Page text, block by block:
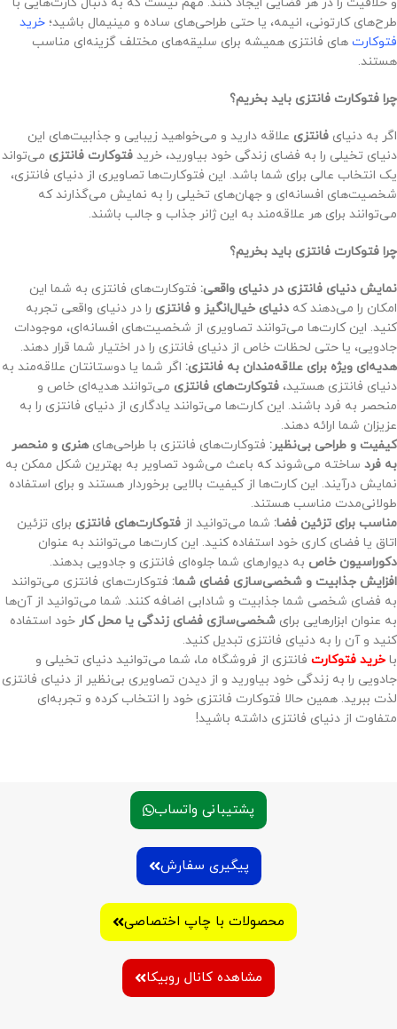
طرح‌های کارتونی، انیمه، یا حتی طراحی‌های ساده و مینیمال باشید؛ خرید
فتوکارت‌ های فانتزی همیشه برای سلیقه‌های مختلف گزینه‌ای مناسب
هستند.
چرا فتوکارت فانتزی باید بخریم؟
اگر به دنیای فانتزی علاقه دارید و می‌خواهید زیبایی و جذابیت‌های این
دنیای تخیلی را به فضای زندگی خود بیاورید، خرید فتوکارت فانتزی می‌تواند
یک انتخاب عالی برای شما باشد. این فتوکارت‌ها تصاویری از دنیای فانتزی،
شخصیت‌های افسانه‌ای و جهان‌های تخیلی را به نمایش می‌گذارند که
می‌توانند برای هر علاقه‌مند به این ژانر جذاب و جالب باشند.
چرا فتوکارت فانتزی باید بخریم؟
نمایش دنیای فانتزی در دنیای واقعی: فتوکارت‌های فانتزی به شما این
امکان را می‌دهند که دنیای خیال‌انگیز و فانتزی را در دنیای واقعی تجربه
کنید. این کارت‌ها می‌توانند تصاویری از شخصیت‌های افسانه‌ای، موجودات
جادویی، یا حتی لحظات خاص از دنیای فانتزی را در اختیار شما قرار دهند.
هدیه‌ای ویژه برای علاقه‌مندان به فانتزی: اگر شما یا دوستانتان علاقه‌مند به
دنیای فانتزی هستید، فتوکارت‌های فانتزی می‌توانند هدیه‌ای خاص و
منحصر به فرد باشند. این کارت‌ها می‌توانند یادگاری از دنیای فانتزی را به
عزیزان شما ارائه دهند.
کیفیت و طراحی بی‌نظیر: فتوکارت‌های فانتزی با طراحی‌هایهنری و منحصر
به فرد ساخته می‌شوند که باعث می‌شود تصاویر به بهترین شکل ممکن به
نمایش درآیند. این کارت‌ها از کیفیت بالایی برخوردار هستند و برای استفاده
طولانی‌مدت مناسب هستند.
مناسب برای تزئین فضا: شما می‌توانید از فتوکارت‌های فانتزی برای تزئین
اتاق یا فضای کاری خود استفاده کنید. این کارت‌ها می‌توانند به عنوان
دکوراسیون خاص به دیوارهای شما جلوه‌ای فانتزی و جادویی بدهند.
افزایش جذابیت و شخصی‌سازی فضای شما: فتوکارت‌های فانتزی می‌توانند
به فضای شخصی شما جذابیت و شادابی اضافه کنند. شما می‌توانید از آن‌ها
به عنوان ابزارهایی برای شخصی‌سازی فضای زندگی یا محل کار خود استفاده
کنید و آن را به دنیای فانتزی تبدیل کنید.
با خرید فتوکارت فانتزی از فروشگاه ما، شما می‌توانید دنیای تخیلی و
جادویی را به زندگی خود بیاورید و از دیدن تصاویری بی‌نظیر از دنیای فانتزی
لذت ببرید. همین حالا فتوکارت فانتزی خود را انتخاب کرده و تجربه‌ای
متفاوت از دنیای فانتزی داشته باشید!
پشتیبانی واتساب
پیگیری سفارش
محصولات با چاپ اختصاصی
مشاهده کانال روبیکا